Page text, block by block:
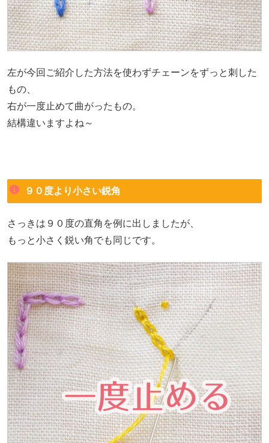
左が今回ご紹介した方法を使わずチェーンをずっと刺した
もの、
右が一度止めて曲がったもの。
結構違いますよね～
９０度より小さい鋭角
さっきは９０度の直角を例に出しましたが、
もっと小さく鋭い角でも同じです。